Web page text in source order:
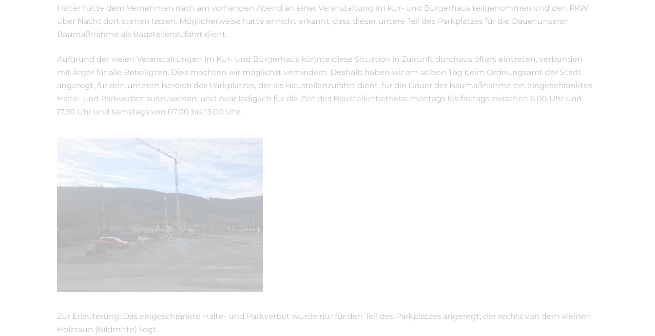
Halter hatte dem Vernehmen nach am vorherigen Abend an einer Veranstaltung im Kur- und Bürgerhaus teilgenommen und den PKW
über Nacht dort stehen lassen. Möglicherweise hatte er nicht erkannt, dass dieser untere Teil des Parkplatzes für die Dauer unserer
Baumaßnahme als Baustellenzufahrt dient.
Aufgrund der vielen Veranstaltungen im Kur- und Bürgerhaus könnte diese Situation in Zukunft durchaus öfters eintreten, verbunden
mit Ärger für alle Beteiligten. Dies möchten wir möglichst verhindern. Deshalb haben wir am selben Tag beim Ordnungsamt der Stadt
angeregt, für den unteren Bereich des Parkplatzes, der als Baustellenzufahrt dient, für die Dauer der Baumaßnahme ein eingeschränktes
Halte- und Parkverbot auszuweisen, und zwar lediglich für die Zeit des Baustellenbetriebs montags bis freitags zwischen 6.00 Uhr und
17.30 Uhr und samstags von 07.00 bis 13.00 Uhr.
Zur Erläuterung: Das eingeschränkte Halte- und Parkverbot wurde nur für den Teil des Parkplatzes angeregt, der rechts von dem kleinen
Holzzaun (Bildmitte) liegt.